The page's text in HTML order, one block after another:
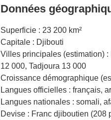
Données
Superficie : 23 200 km²
Capitale : Djibouti
Villes principales (estimation)
12 000, Tadjoura 13 000
Croissance démographique
Langues officielles : français,
Langues nationales : somali,
Devise : Franc djiboutien (208